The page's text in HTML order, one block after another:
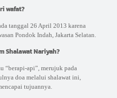
wafat?
tanggal 26 April 2013 karena
Pondok Indah, Jakarta Selatan.
Shalawat Nariyah?
“berapi-api”, merujuk pada
doa melalui shalawat ini,
tujuannya.